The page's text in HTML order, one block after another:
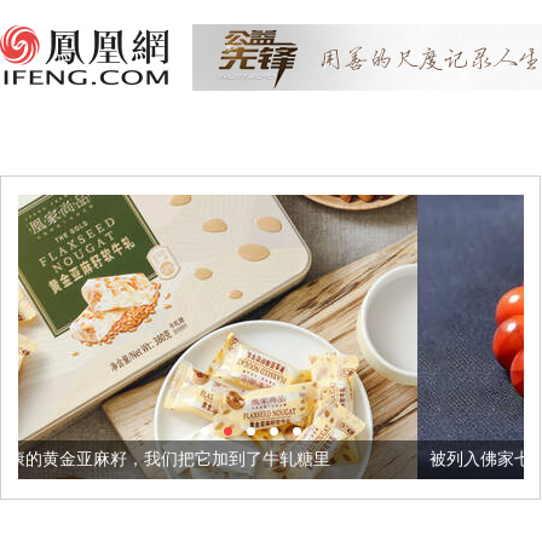
把它加到了牛轧糖里 被列入佛家七宝的它到底有多美？